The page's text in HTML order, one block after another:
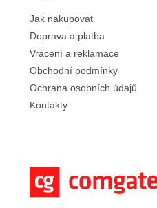
Jak nakupovat
Doprava a platba
Vrácení a reklamace
Obchodní podmínky
Ochrana osobních údajů
Kontakty